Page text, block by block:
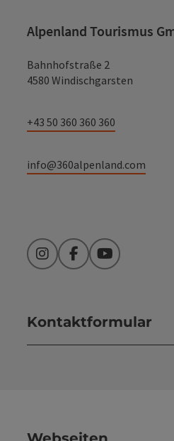
Alpenland Tourismus
Bahnhofstraße 2
4580 Windischgarsten
+43 50 360 360 360
info@360alpenland.com
InstagramFacebookYouTube
Kontaktformular